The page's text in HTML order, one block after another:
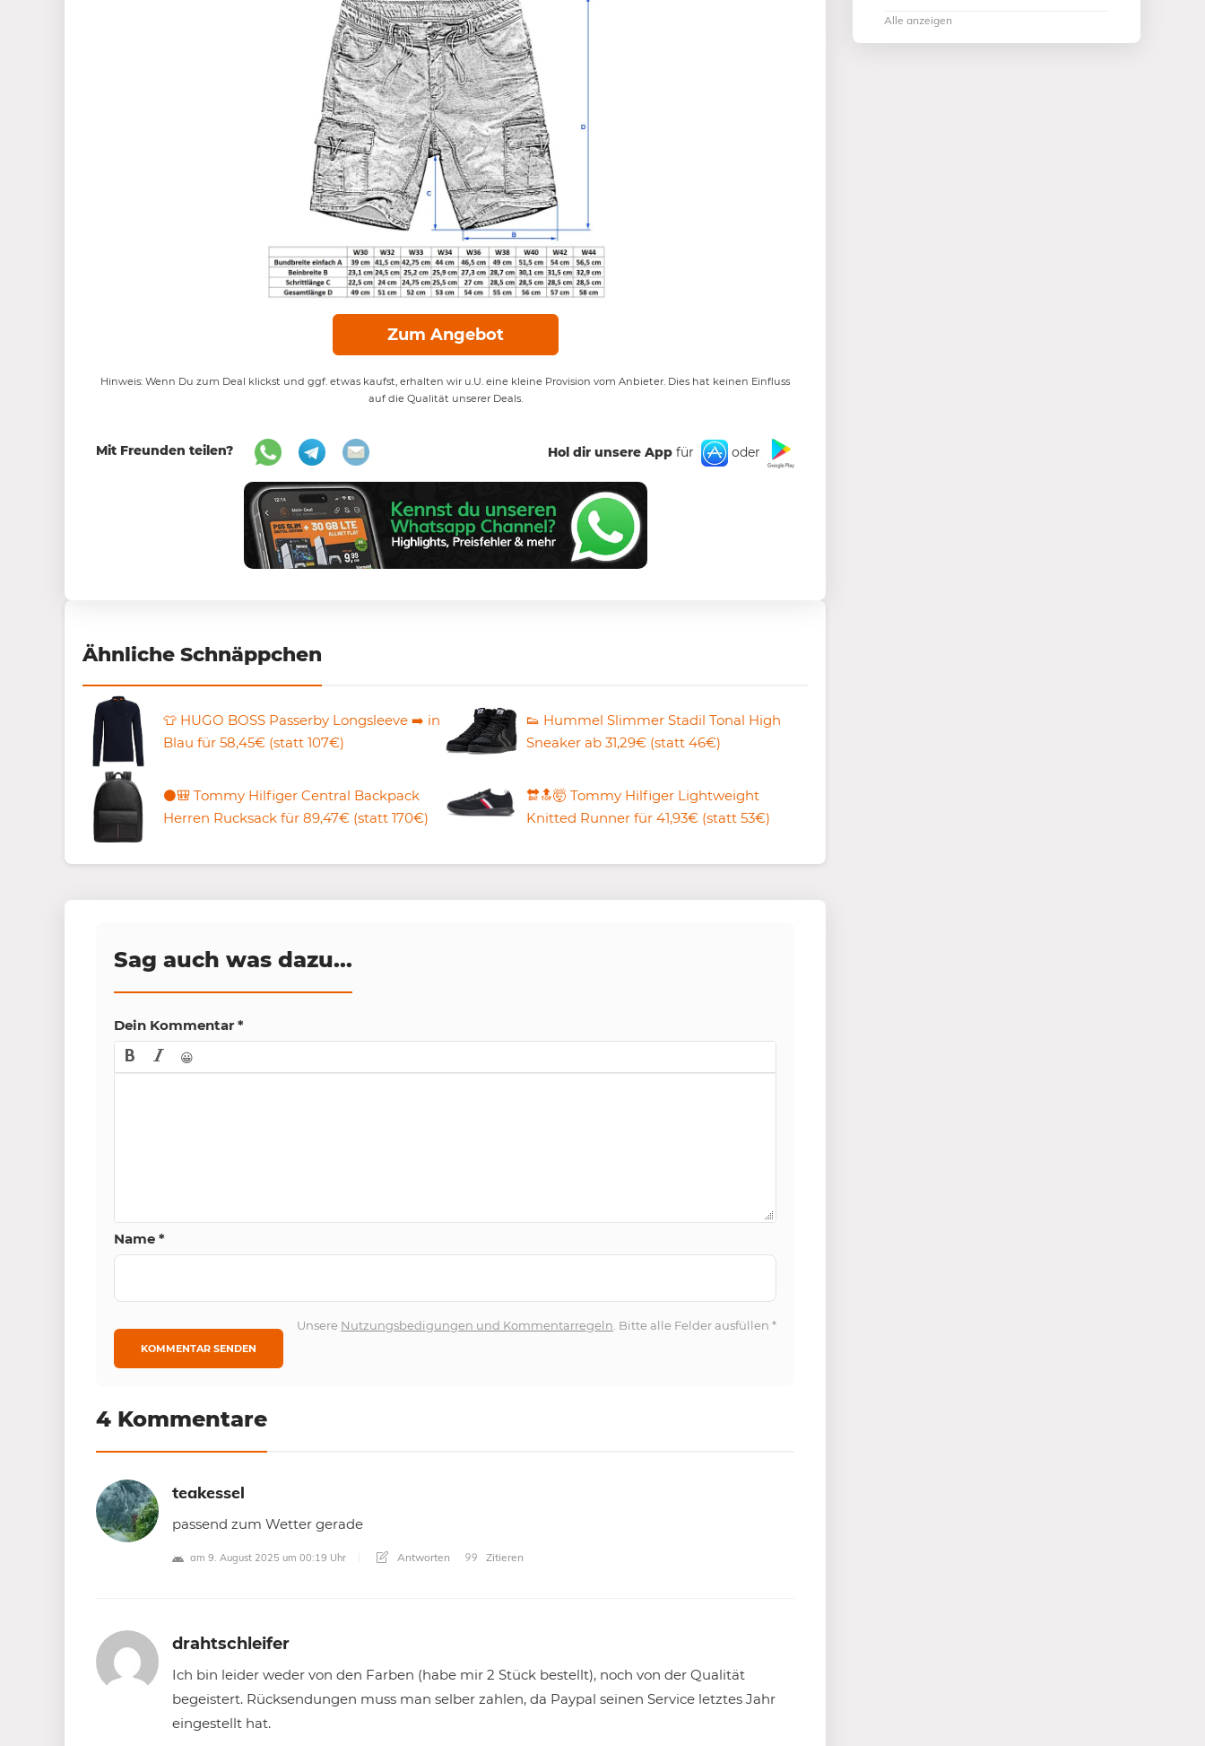
Zum Angebot
Hinweis: Wenn Du zum Deal klickst und ggf. etwas kaufst, erhalten wir u.U. eine kleine Provision vom Anbieter. Dies hat keinen Einfluss
auf die Qualität unserer Deals.
Mit Freunden teilen? Hol dir unsere App für oder
Ähnliche Schnäppchen
👕 HUGO BOSS Passerby Longsleeve ➡️ in
Blau für 58,45€ (statt 107€)
👟 Hummel Slimmer Stadil Tonal High
Sneaker ab 31,29€ (statt 46€)
⚫️🎒 Tommy Hilfiger Central Backpack
Herren Rucksack für 89,47€ (statt 170€)
🔛🔝🤯 Tommy Hilfiger Lightweight
Knitted Runner für 41,93€ (statt 53€)
Sag auch was dazu...
Dein Kommentar *
😀
Name *
Unsere Nutzungsbedigungen und Kommentarregeln. Bitte alle Felder ausfüllen*
4 Kommentare
teakessel
passend zum Wetter gerade
am 9. August 2025 um 00:19 Uhr Antworten Zitieren
drahtschleifer
Ich bin leider weder von den Farben (habe mir 2 Stück bestellt), noch von der Qualität
begeistert. Rücksendungen muss man selber zahlen, da Paypal seinen Service letztes Jahr
eingestellt hat.
Alle anzeigen